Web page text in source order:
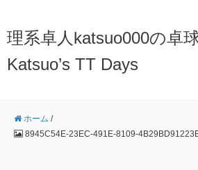
理系卓人katsuo000の卓
Katsuo’s TT Days
ホーム /
8945C54E-23EC-491E-8109-